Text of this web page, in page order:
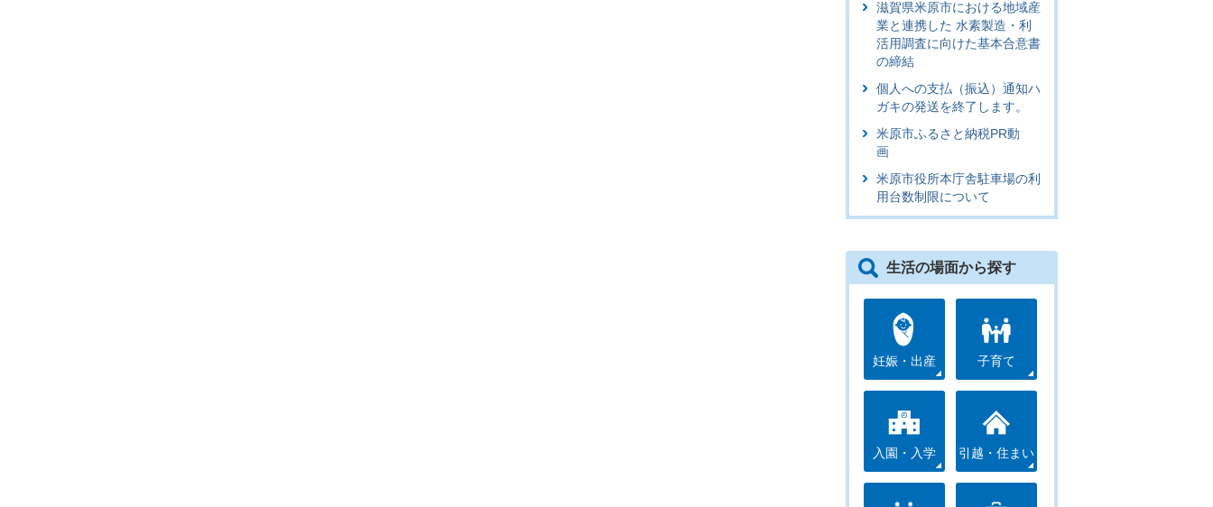
滋賀県米原市における地域産
業と連携した 水素製造・利
活用調査に向けた基本合意書
の締結
個人への支払（振込）通知ハ
ガキの発送を終了します。
米原市ふるさと納税PR動
画
米原市役所本庁舎駐車場の利
用台数制限について
生活の場面から探す
妊娠・出産 子育て
入園・入学 引越・住まい